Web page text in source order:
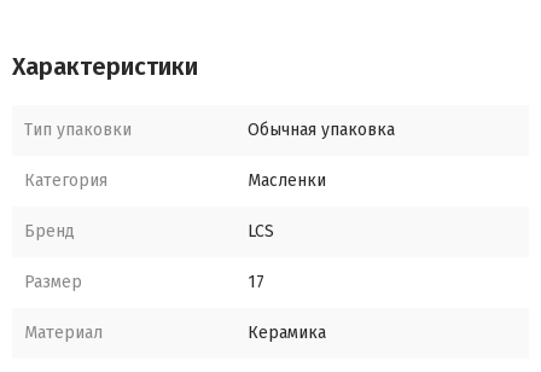
Характеристики
Тип упаковки Обычная упаковка
Категория Масленки
Бренд LCS
Размер 17
Материал Керамика